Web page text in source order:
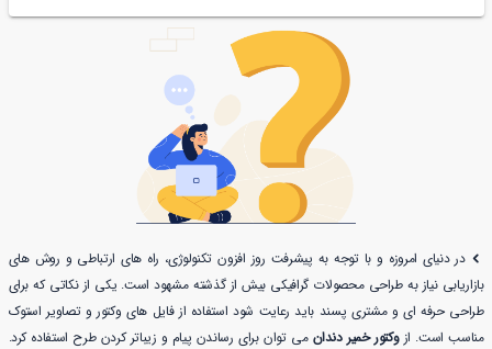
در دنیای امروزه و با توجه به پیشرفت روز افزون تکنولوژی، راه های ارتباطی و روش های
بازاریابی نیاز به طراحی محصولات گرافیکی بیش از گذشته مشهود است. یکی از نکاتی که برای
طراحی حرفه ای و مشتری پسند باید رعایت شود استفاده از فایل های وکتور و تصاویر استوک
مناسب است. از وکتور خمیر دندانمی توان برای رساندن پیام و زیباتر کردن طرح استفاده کرد.